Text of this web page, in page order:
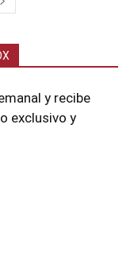
y recibe
exclusivo y